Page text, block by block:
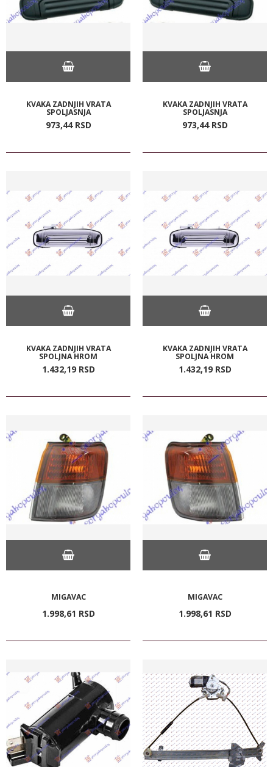
KVAKA ZADNJIH VRATA
SPOLJASNJA
973,44 RSD
KVAKA ZADNJIH VRATA
SPOLJASNJA
973,44 RSD
KVAKA ZADNJIH VRATA
SPOLJNA HROM
1.432,19 RSD
KVAKA ZADNJIH VRATA
SPOLJNA HROM
1.432,19 RSD
MIGAVAC
1.998,61 RSD
MIGAVAC
1.998,61 RSD